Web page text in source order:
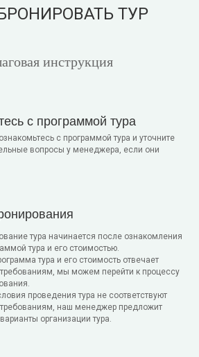
ТУР
инструкция
с программой тура
с программой тура и уточните
вопросы у менеджера, если они
тура начинается после ознакомления
тура и его стоимостью.
тура и его стоимость отвечает
мы можем перейти к процессу
проведения тура не соответствуют
наш менеджер предложит
организации тура.